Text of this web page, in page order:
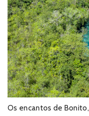
Os encantos de